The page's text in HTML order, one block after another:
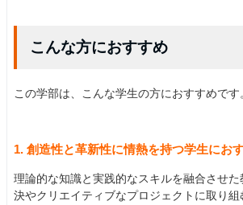
こんな方におすすめ
この学部は、こんな学生の方におすすめです
1. 創造性と革新性に情熱を持つ学生にお
理論的な知識と実践的なスキルを融合させ
決やクリエイティブなプロジェクトに取り